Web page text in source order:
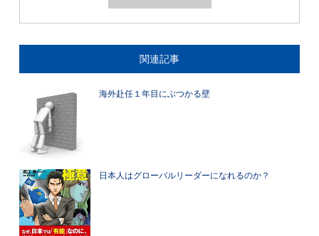
関連記事
海外赴任１年目にぶつかる壁
日本人はグローバルリーダーになれるのか？